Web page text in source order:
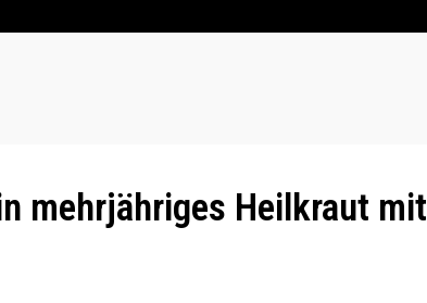
mehrjähriges Heilkraut mit